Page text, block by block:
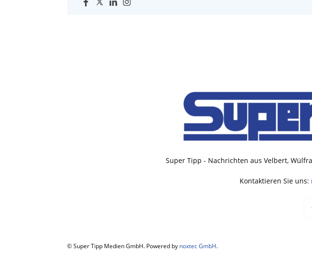
Super Tipp - Nachrichten aus Velbert,
Kontaktieren Sie uns:
© Super Tipp Medien GmbH. Powered by noxtec GmbH.